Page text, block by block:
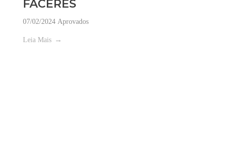
FACERES
07/02/2024 Aprovados
Leia Mais